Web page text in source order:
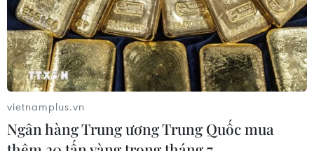
vietnamplus.vn
Ngân hàng Trung ương Trung Quốc mua